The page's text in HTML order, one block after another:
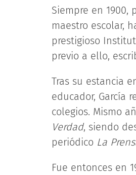
Siempre en
maestro escolar,
prestigioso
previo a ello,
Tras su estancia
educador, García
colegios. Mismo
Verdad, siendo
periódico La
Fue entonces en